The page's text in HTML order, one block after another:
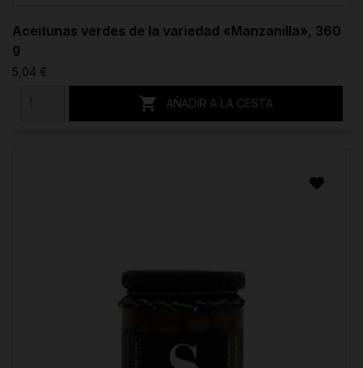
Aceitunas verdes de la variedad «Manzanilla», 360
g
5,04 €
 AÑADIR A LA CESTA